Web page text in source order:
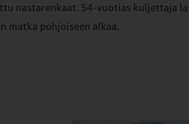
nastarenkaat. 54‑vuotias kuljettaja
matka pohjoiseen alkaa.